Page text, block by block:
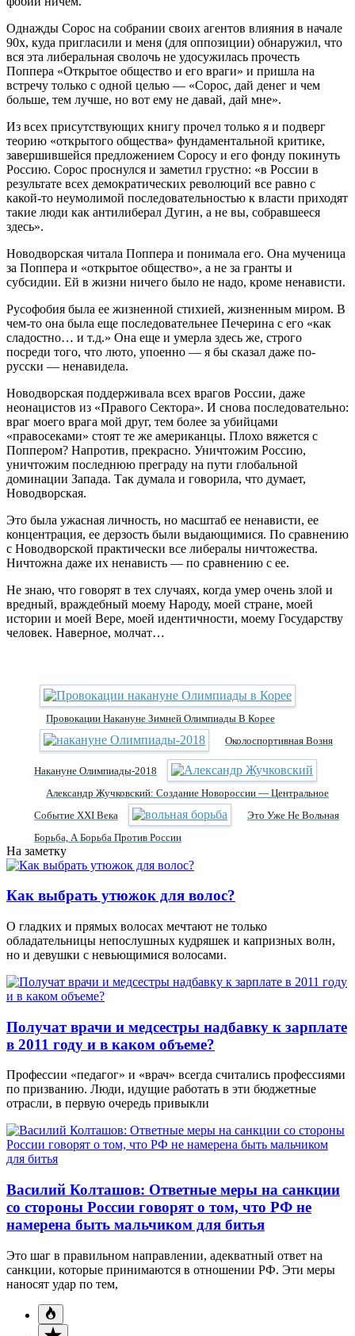
Однажды Сорос на собрании своих агентов влияния в начале
90х, куда пригласили и меня (для оппозиции) обнаружил, что
вся эта либеральная сволочь не удосужилась прочесть
Поппера «Открытое общество и его враги» и пришла на
встречу только с одной целью — «Сорос, дай денег и чем
больше, тем лучше, но вот ему не давай, дай мне».
Из всех присутствующих книгу прочел только я и подверг
теорию «открытого общества» фундаментальной критике,
завершившейся предложением Соросу и его фонду покинуть
Россию. Сорос проснулся и заметил грустно: «в России в
результате всех демократических революций все равно с
какой-то неумолимой последовательностью к власти приходят
такие люди как антилиберал Дугин, а не вы, собравшееся
здесь».
Новодворская читала Поппера и понимала его. Она мученица
за Поппера и «открытое общество», а не за гранты и
субсидии. Ей в жизни ничего было не надо, кроме ненависти.
Русофобия была ее жизненной стихией, жизненным миром. В
чем-то она была еще последовательнее Печерина с его «как
сладостно… и т.д.» Она еще и умерла здесь же, строго
посреди того, что люто, упоенно — я бы сказал даже по-
русски — ненавидела.
Новодворская поддерживала всех врагов России, даже
неонацистов из «Правого Сектора». И снова последовательно:
враг моего врага мой друг, тем более за убийцами
«правосеками» стоят те же американцы. Плохо вяжется с
Поппером? Напротив, прекрасно. Уничтожим Россию,
уничтожим последнюю преграду на пути глобальной
доминации Запада. Так думала и говорила, что думает,
Новодворская.
Это была ужасная личность, но масштаб ее ненависти, ее
концентрация, ее дерзость были выдающимися. По сравнению
с Новодворской практически все либералы ничтожества.
Ничтожна даже их ненависть — по сравнению с ее.
Не знаю, что говорят в тех случаях, когда умер очень злой и
вредный, враждебный моему Народу, моей стране, моей
истории и моей Вере, моей идентичности, моему Государству
человек. Наверное, молчат…
Провокации Накануне Зимней Олимпиады В Корее
Околоспортивная Возня
Накануне Олимпиады-2018
Александр Жучковский: Создание Новороссии — Центральное
Событие XXI Века
Это Уже Не Вольная
Борьба, А Борьба Против России
На заметку
Как выбрать утюжок для волос?
О гладких и прямых волосах мечтают не только
обладательницы непослушных кудряшек и капризных волн,
но и девушки с невьющимися волосами.
Получат врачи и медсестры надбавку к зарплате
в 2011 году и в каком объеме?
Профессии «педагог» и «врач» всегда считались профессиями
по призванию. Люди, идущие работать в эти бюджетные
отрасли, в первую очередь привыкли
Василий Колташов: Ответные меры на санкции
со стороны России говорят о том, что РФ не
намерена быть мальчиком для битья
Это шаг в правильном направлении, адекватный ответ на
санкции, которые принимаются в отношении РФ. Эти меры
наносят удар по тем,